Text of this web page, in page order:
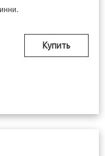
Купить